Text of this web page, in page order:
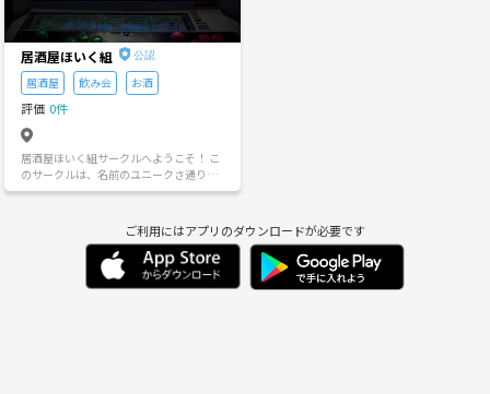
居酒屋ほいく組
居酒屋 飲み会 お酒
評価 0件
居酒屋ほいく組サークルへようこそ！ こ
のサークルは、名前のユニークさ通り、
仲間同士でお酒や美味しい料理の話題だ
有できる場所です。居酒屋でのエピソー
ドや笑える失敗談なんかを、ゆる〜く話
し合いませんか？👀 あなたの居酒屋エピ
ソードや、気になるメニューの紹介な
ど、自由に語り合いましょう！
ご利用にはアプリのダウンロードが必要です